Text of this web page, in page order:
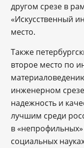
другом срезе в
«Искусственный
место.
Также
второе место по
инженерном
надежность и
лучшим среди
в
социальных